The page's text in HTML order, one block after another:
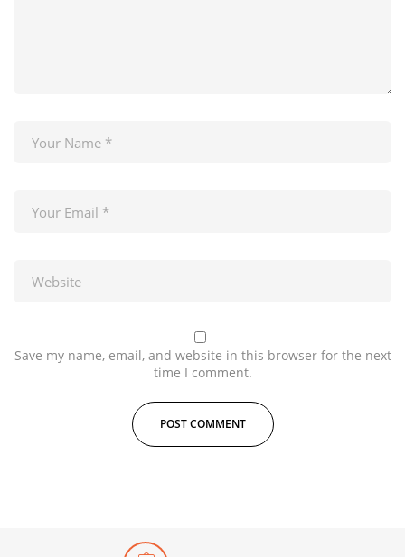
Save my name, email, and website in this browser for the next
time I comment.